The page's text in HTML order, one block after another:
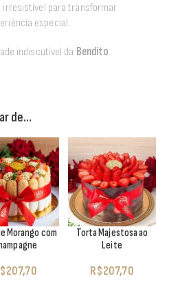
irresistível para transformar
especial.
indiscutível da Bendito.
de…
Morango com
207,70
Torta Majestosa ao
Leite
R$207,70